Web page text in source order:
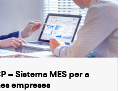
– Sistema MES per a
empreses